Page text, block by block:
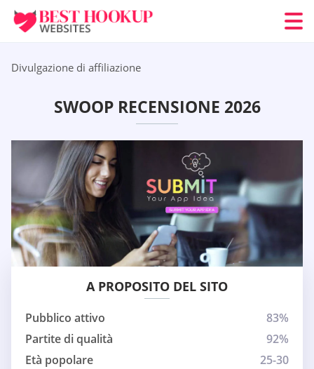
Divulgazione di affiliazione
SWOOP RECENSIONE 2026
A PROPOSITO DEL SITO
Pubblico attivo
83%
Partite di qualità
92%
Età popolare
25-30